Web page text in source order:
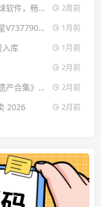
飞球直播，年度最强直播看球软件，畅看海量超清主播直播和原声赛事
2周前
【端游推荐】缺氧：眼冒金星V737790全DLC
1月前
入库
1月前
2月前
【Epic】《神秘海域：盗贼遗产合集》特价秒杀
2月前
2026 2月前